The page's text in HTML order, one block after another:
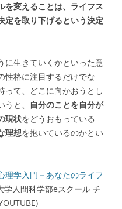
を変えることは、ライフス
定を取り下げるという決定
に生きていくかといった意
性格に注目するだけでな
って、どこに向かおうとし
と、
自分のことを自分が
現状をどうおもっている
理想を抱いているのかとい
理学入門－あなたのライフ
学人間科学部eスクール チ